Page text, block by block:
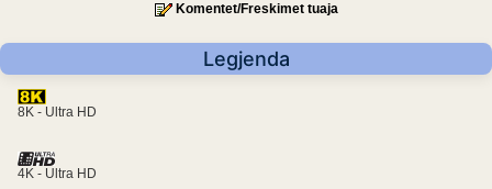
Komentet/Freskimet tuaja
Legjenda
8K - Ultra HD
4K - Ultra HD